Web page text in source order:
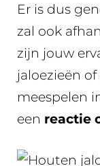
Er is dus
zal ook
zijn jouw
jaloezieën
meespelen
een reactie